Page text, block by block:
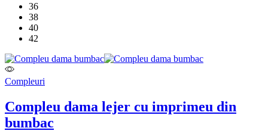
36
38
40
42
Compleuri
Compleu dama lejer cu imprimeu din
bumbac